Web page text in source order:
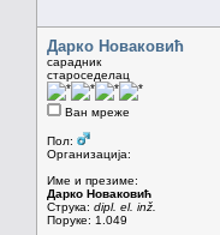
Дарко Новаковић
сарадник
староседелац
Ван мреже
Пол:
Организација:
Име и презиме:
Дарко Новаковић
Струка: dipl. el. inž.
Поруке: 1.049